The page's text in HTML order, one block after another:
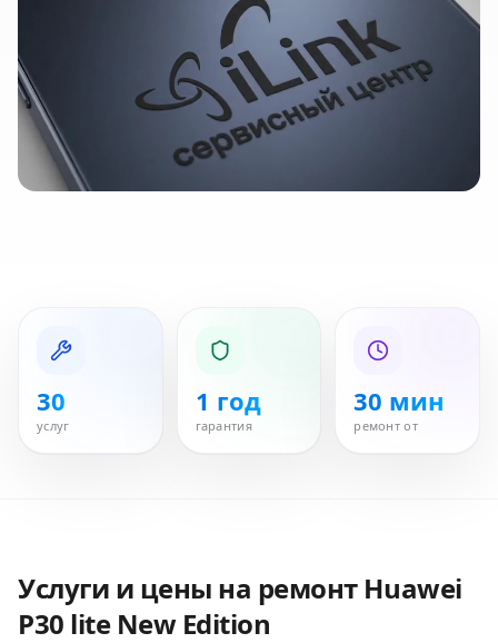
30
услуг
1 год
гарантия
30 мин
ремонт от
Услуги и цены на ремонт Huawei
P30 lite New Edition